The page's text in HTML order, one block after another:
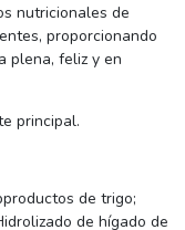
nutricionales de
proporcionando
plena, feliz y en
principal.
de trigo;
de hígado de